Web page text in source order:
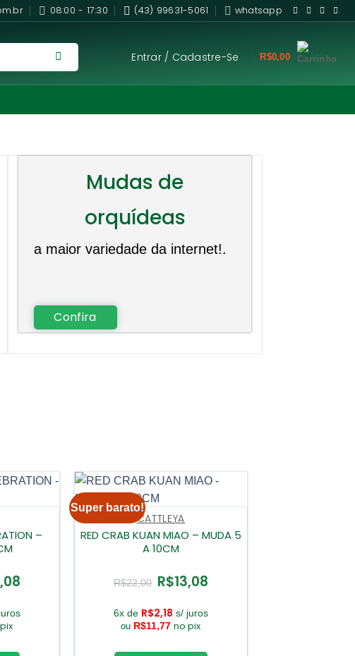
08:00 - 17:30 (43) 99631-5061 whatsapp
Entrar / Cadastre-Se R$0,00
Mudas de
orquídeas
a maior variedade da internet!.
Confira
–
O
é:
R$13,08.
Super barato!
CATTLEYA
RED CRAB KUAN MIAO – MUDA 5
A 10CM
R$22,00 O
preço
era:
R$22,00.
R$13,08
R$13,08.
6x de R$2,18 s/ juros
ou R$11,77 no pix